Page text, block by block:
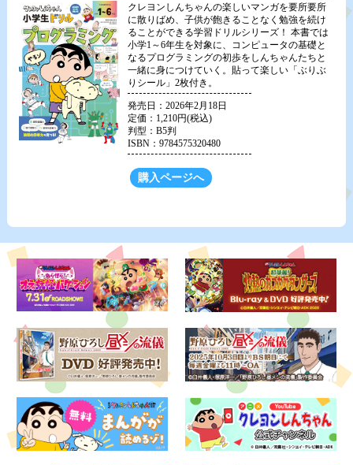
クレヨンしんちゃんの楽しいマンガを要所要所
に散りばめ、子供が飽きることなく勉強を続け
ることができる学習ドリルシリーズ！ 本書では
小学1～6年生を対象に、コンピュータの基礎と
なるプログラミングの初歩をしんちゃんたちと
一緒に身につけていく。貼って楽しい「ぶりぶ
りシール」2枚付き。
発売日：2026年2月18日
定価：1,210円(税込)
判型：B5判
ISBN：9784575320480
購入ページへ